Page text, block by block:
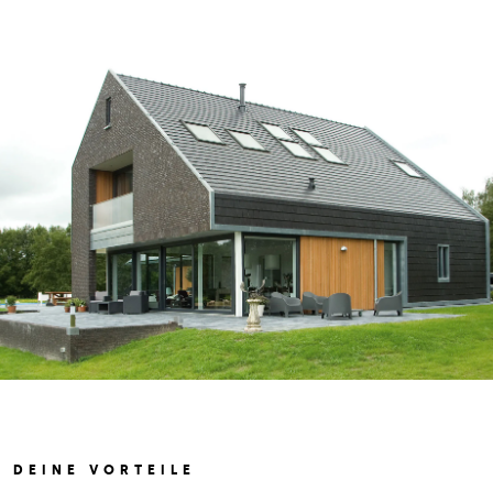
DEINE VORTEILE